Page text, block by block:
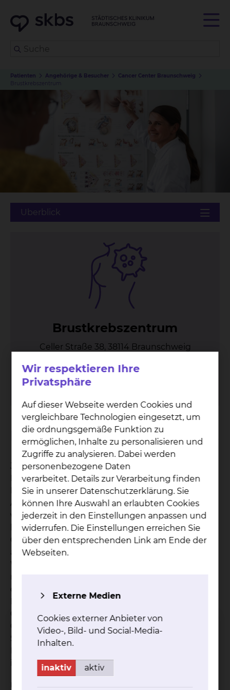
Patienten Angehörige & Besucher
Cancer Center Braunschweig
Brustkrebszentrum
Brust­krebs­zen­trum
Celler Straße 38, 38114 Braunschweig
Tel.:
+49 531 595 3707
Fax: +49 531 595 3751
Per E-Mail kontaktieren
Einfühlsam und kompetent.
Jedes Jahr erkranken ca. 50.000 Frauen in
Deutschland neu an Brustkrebs. Für die
Betroffenen bringt dies eine fundamentale
Änderung ihrer Lebensumstände mit sich. Sie
werden aus ihrem bisherigen Alltag
herausgerissen und müssen sich mit Operation,
Chemotherapie und vielem mehr
auseinandersetzen. An wen soll ich mich wenden?
Wo werde ich gut behandelt? Auch solche Fragen
die Orientierung zu erleichtern, vergeben die
Deutsche Krebsgesellschaft und die Deutsche
Gesellschaft für Senologie das
Gütesiegel "Zertifiziertes Brustzentrum". Seit
September 2005 ist das Brustzentrum des
in Niedersachsen.
Um unseren Patientinnen die bestmögliche
Wir respektieren Ihre
Privatsphäre
Auf dieser Webseite werden Cookies und
vergleichbare Technologien eingesetzt, um
die ordnungsgemäße Funktion zu
ermöglichen, Inhalte zu personalisieren und
Zugriffe zu analysieren. Dabei werden
personenbezogene Daten
verarbeitet. Details zur Verarbeitung finden
Sie in unserer Datenschutzerklärung. Sie
können Ihre Auswahl an erlaubten Cookies
jederzeit in den Einstellungen anpassen und
widerrufen. Die Einstellungen erreichen Sie
über den entsprechenden Link am Ende der
Webseiten.
Externe Medien
Cookies externer Anbieter von
Video-, Bild- und Social-Media-
Inhalten.
inaktiv aktiv